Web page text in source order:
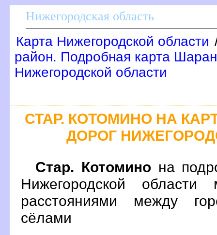
Нижегородская область
Карта Нижегородской области
район. Подробная карта
Нижегородской области
СТАР. КОТОМИНО НА
ДОРОГ
Стар. Котоминона
Нижегородской
расстояниями между
сёлами